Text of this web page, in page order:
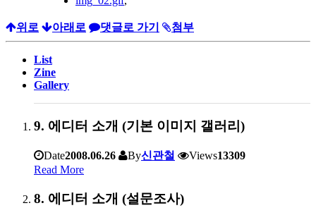
위로 아래로 댓글로 가기 첨부
List
Zine
Gallery
9. 에디터 소개 (기본 이미지 갤러리)
Date2008.06.26 By신관철 Views13309
Read More
8. 에디터 소개 (설문조사)